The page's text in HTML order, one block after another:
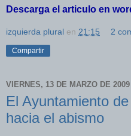
Descarga el articulo en
izquierda plural en 21:15 2
Compartir
VIERNES, 13 DE MARZO DE 2009
El Ayuntamiento
hacia el abismo